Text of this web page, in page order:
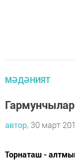
МӘДӘНИЯТ
автор, 30 март
Торнаташ -